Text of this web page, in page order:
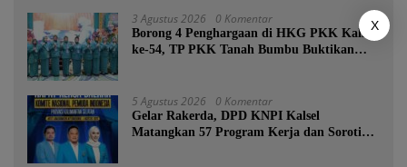
3 Agustus 2026 0 Komentar
Borong 4 Penghargaan di HKG PKK Kalsel
ke-54, TP PKK Tanah Bumbu Buktikan
5 Agustus 2026 0 Komentar
Gelar Rakerda, DPD KNPI Kalsel
Matangkan 57 Program Kerja dan Soroti
X